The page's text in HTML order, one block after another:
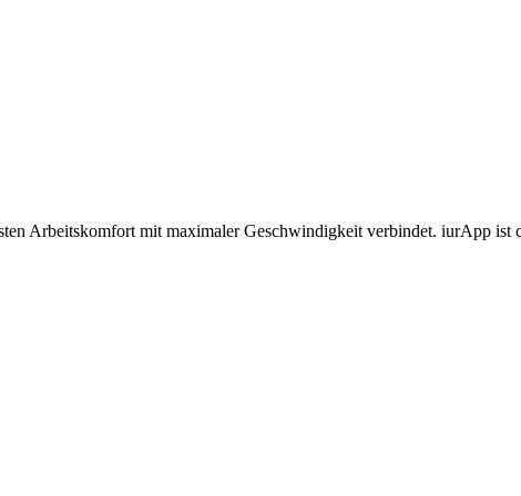
Arbeitskomfort mit maximaler Geschwindigkeit verbindet. iurApp ist